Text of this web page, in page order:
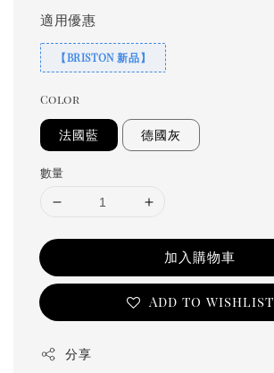
適用優惠
【BRISTON 新品】
Color
法國藍 德國灰
數量
加入購物車
Add to wishlist
分享